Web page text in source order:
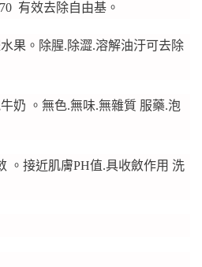
有效去除自由基。
果。 除腥.除澀.溶解油汙可去除
奶 。 無色.無味.無雜質 服藥.泡
。 接近肌膚PH值.具收斂作用 洗